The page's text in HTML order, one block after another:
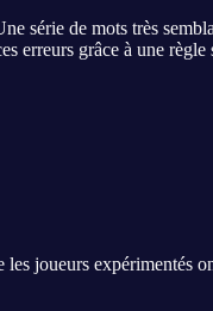
série de mots très
erreurs grâce à une règle
les joueurs expérimentés